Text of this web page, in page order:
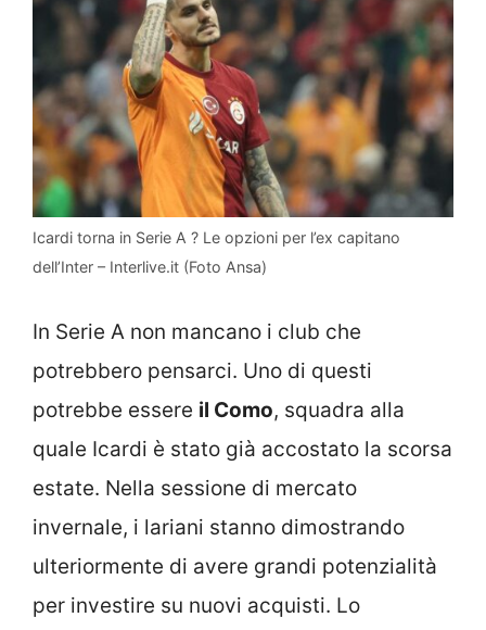
Icardi torna in Serie A ? Le opzioni per l’ex capitano
dell’Inter – Interlive.it (Foto Ansa)
In Serie A non mancano i club che
potrebbero pensarci. Uno di questi
potrebbe essere il Como, squadra alla
quale Icardi è stato già accostato la scorsa
estate. Nella sessione di mercato
invernale, i lariani stanno dimostrando
ulteriormente di avere grandi potenzialità
per investire su nuovi acquisti. Lo